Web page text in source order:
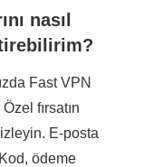
nasıl
Fast VPN
fırsatın
E-posta
ödeme